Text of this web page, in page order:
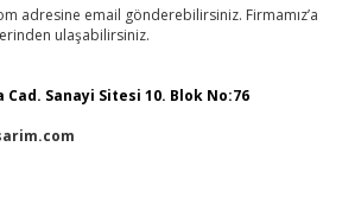
adresine email gönderebilirsiniz. Firmamız’a
ulaşabilirsiniz.
Cad. Sanayi Sitesi 10. Blok No:76